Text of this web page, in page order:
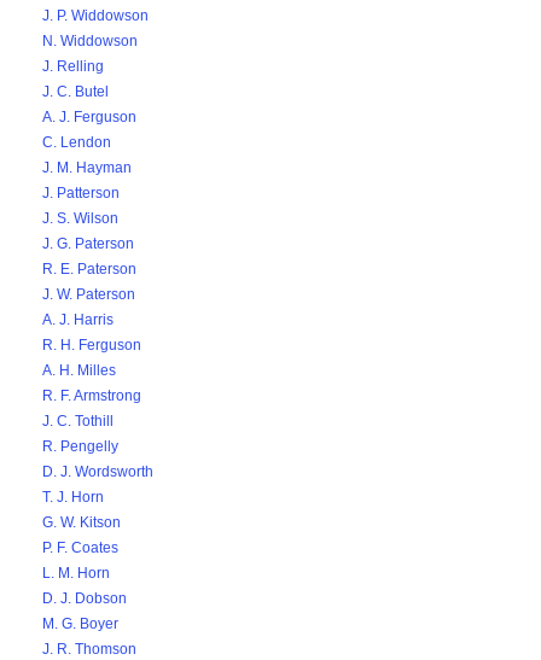
J. P. Widdowson
N. Widdowson
J. Relling
J. C. Butel
A. J. Ferguson
C. Lendon
J. M. Hayman
J. Patterson
J. S. Wilson
J. G. Paterson
R. E. Paterson
J. W. Paterson
A. J. Harris
R. H. Ferguson
A. H. Milles
R. F. Armstrong
J. C. Tothill
R. Pengelly
D. J. Wordsworth
T. J. Horn
G. W. Kitson
P. F. Coates
L. M. Horn
D. J. Dobson
M. G. Boyer
J. R. Thomson